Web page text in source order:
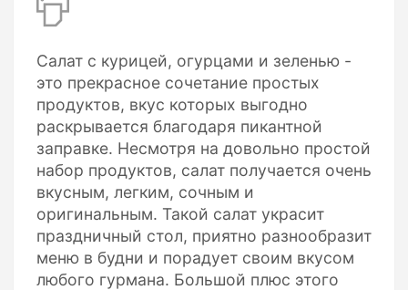
Салат с курицей, огурцами и зеленью -
это прекрасное сочетание простых
продуктов, вкус которых выгодно
раскрывается благодаря пикантной
заправке. Несмотря на довольно простой
набор продуктов, салат получается очень
вкусным, легким, сочным и
оригинальным. Такой салат украсит
праздничный стол, приятно разнообразит
меню в будни и порадует своим вкусом
любого гурмана. Большой плюс этого